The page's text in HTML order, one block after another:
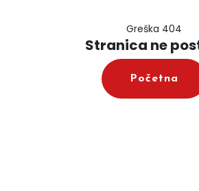
Greška 404
Stranica ne
Početna